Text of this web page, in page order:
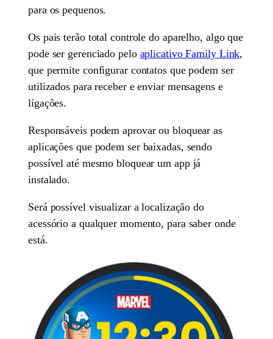
para os pequenos.
Os pais terão total controle do aparelho, algo que
pode ser gerenciado pelo aplicativo Family Link,
que permite configurar contatos que podem ser
utilizados para receber e enviar mensagens e
ligações.
Responsáveis podem aprovar ou bloquear as
aplicações que podem ser baixadas, sendo
possível até mesmo bloquear um app já
instalado.
Será possível visualizar a localização do
acessório a qualquer momento, para saber onde
está.